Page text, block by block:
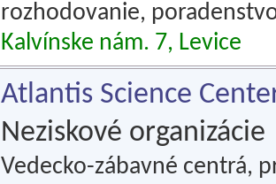
rozhodovanie,
Kalvínske nám. 7, Levice
Atlantis Science
Neziskové organizácie
Vedecko-zábavné centrá,